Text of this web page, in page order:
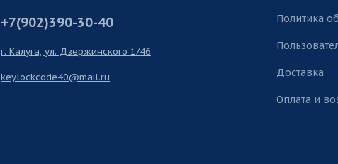
+7(902)390-30-40
г. Калуга, ул. Дзержинского 1/46
keylockcode40@mail.ru
Политика
Доставка
Оплата и